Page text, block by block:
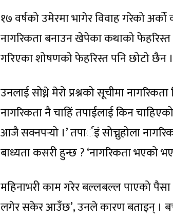
१७ वर्षको उमेरमा भागेर विवाह गरेको
नागरिकता बनाउन खेपेका कथाको फेहरिस्त
गरिएका शोषणको फेहरिस्त पनि छोटो छैन ।
उनलाई सोध्ने मेरो प्रश्नको सूचीमा
नागरिकता नै चाहिं तपाईंलाई किन
आजै सक्नपर्‍यो ।’ तपार्इं सोच्नुहोला
बाध्यता कसरी हुन्छ ? ‘नागरिकता भएको
महिनाभरी काम गरेर बल्लबल्ल पाएको पैसा
लगेर सकेर आउँछ’, उनले कारण बताइन् ।